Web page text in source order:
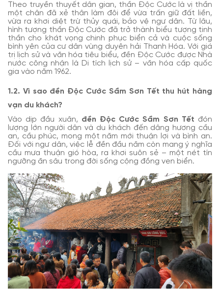
Theo truyền thuyết dân gian, thần Độc Cước là vị thần
một chân đã xẻ thân làm đôi để vừa trấn giữ đất liền,
vừa ra khơi diệt trừ thủy quái, bảo vệ ngư dân. Từ lâu,
hình tượng thần Độc Cước đã trở thành biểu tượng tinh
thần cho khát vọng chinh phục biển cả và cuộc sống
bình yên của cư dân vùng duyên hải Thanh Hóa. Với giá
trị lịch sử và văn hóa tiêu biểu, đền Độc Cước được Nhà
nước công nhận là Di tích lịch sử – văn hóa cấp quốc
gia vào năm 1962.
1.2. Vì sao đền Độc Cước Sầm Sơn Tết thu hút hàng
vạn du khách?
Vào dịp đầu xuân, đền Độc Cước Sầm Sơn Tết đón
lượng lớn người dân và du khách đến dâng hương cầu
an, cầu phúc, mong một năm mới thuận lợi và bình an.
Đối với ngư dân, việc lễ đền đầu năm còn mang ý nghĩa
cầu mưa thuận gió hòa, ra khơi suôn sẻ – một nét tín
ngưỡng ăn sâu trong đời sống cộng đồng ven biển.